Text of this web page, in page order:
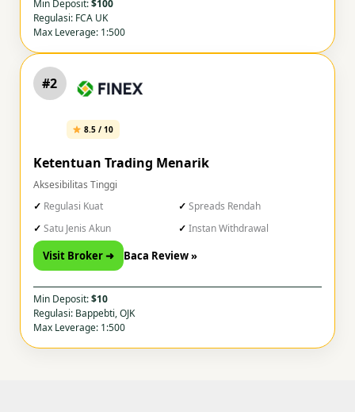
Min Deposit:$100
Regulasi: FCA UK
Max Leverage: 1:500
#2
8.5 / 10
Ketentuan Trading Menarik
Aksesibilitas Tinggi
Regulasi Kuat
Spreads Rendah
Satu Jenis Akun
Instan Withdrawal
Visit Broker ➜ Baca Review »
Min Deposit:$10
Regulasi: Bappebti, OJK
Max Leverage: 1:500